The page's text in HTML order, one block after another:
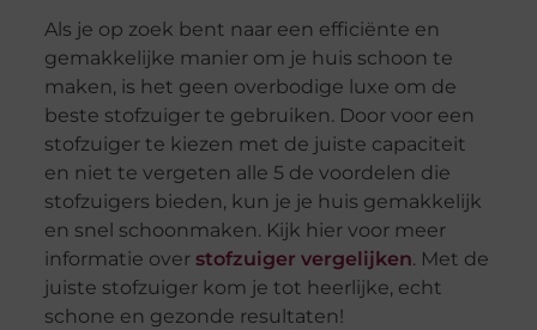
Als je op zoek bent naar een efficiënte en
gemakkelijke manier om je huis schoon te
maken, is het geen overbodige luxe om de
beste stofzuiger te gebruiken. Door voor een
stofzuiger te kiezen met de juiste capaciteit
en niet te vergeten alle 5 de voordelen die
stofzuigers bieden, kun je je huis gemakkelijk
en snel schoonmaken. Kijk hier voor meer
informatie over stofzuiger vergelijken. Met de
juiste stofzuiger kom je tot heerlijke, echt
schone en gezonde resultaten!